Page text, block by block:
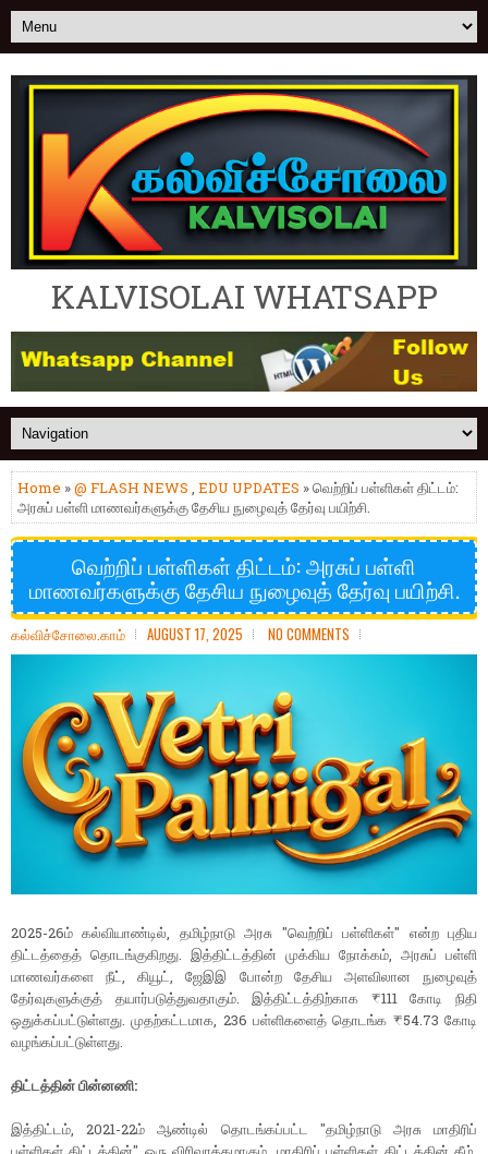
KALVISOLAI WHATSAPP
Home »@ FLASH NEWS , EDU UPDATES » வெற்றிப் பள்ளிகள் திட்டம்:
அரசுப் பள்ளி மாணவர்களுக்கு தேசிய நுழைவுத் தேர்வு பயிற்சி.
வெற்றிப் பள்ளிகள் திட்டம்: அரசுப் பள்ளி
மாணவர்களுக்கு தேசிய நுழைவுத் தேர்வு பயிற்சி.
கல்விச்சோலை.காம் AUGUST 17, 2025 NO COMMENTS
2025-26ம் கல்வியாண்டில், தமிழ்நாடு அரசு "வெற்றிப் பள்ளிகள்" என்ற புதிய
திட்டத்தைத் தொடங்குகிறது. இத்திட்டத்தின் முக்கிய நோக்கம், அரசுப் பள்ளி
மாணவர்களை நீட், கியூட், ஜேஇஇ போன்ற தேசிய அளவிலான நுழைவுத்
தேர்வுகளுக்குத் தயார்படுத்துவதாகும். இத்திட்டத்திற்காக ₹111 கோடி நிதி
ஒதுக்கப்பட்டுள்ளது. முதற்கட்டமாக, 236 பள்ளிகளைத் தொடங்க ₹54.73 கோடி
வழங்கப்பட்டுள்ளது.
திட்டத்தின் பின்னணி:
இத்திட்டம், 2021-22ம் ஆண்டில் தொடங்கப்பட்ட "தமிழ்நாடு அரசு மாதிரிப்